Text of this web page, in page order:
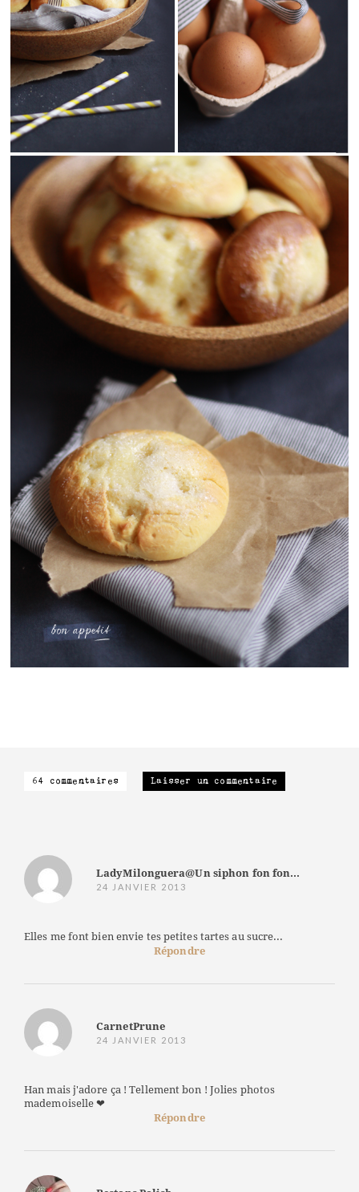
64 commentaires Laisser un commentaire
LadyMilonguera@Un siphon fon fon...
24 JANVIER 2013
Elles me font bien envie tes petites tartes au sucre...
Répondre
CarnetPrune
24 JANVIER 2013
Han mais j'adore ça ! Tellement bon ! Jolies photos
mademoiselle ❤
Répondre